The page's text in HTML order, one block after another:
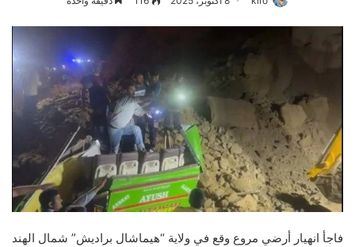
فاجأ انهيار أرضي مروع وقع في ولاية “هيماشال براديش” شمال الهند